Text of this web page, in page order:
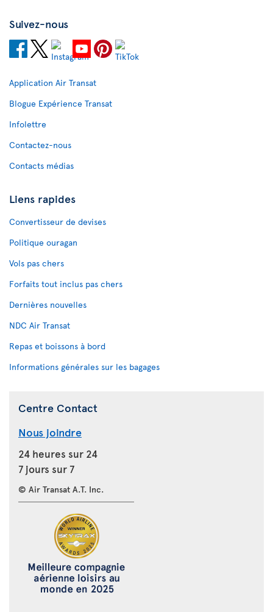
Suivez-nous
Application Air Transat
Blogue Expérience Transat
Infolettre
Contactez-nous
Contacts médias
Liens rapides
Convertisseur de devises
Politique ouragan
Vols pas chers
Forfaits tout inclus pas chers
Dernières nouvelles
NDC Air Transat
Repas et boissons à bord
Informations générales sur les bagages
Centre Contact
Nous joindre
24 heures sur 24
7 jours sur 7
© Air Transat A.T. Inc.